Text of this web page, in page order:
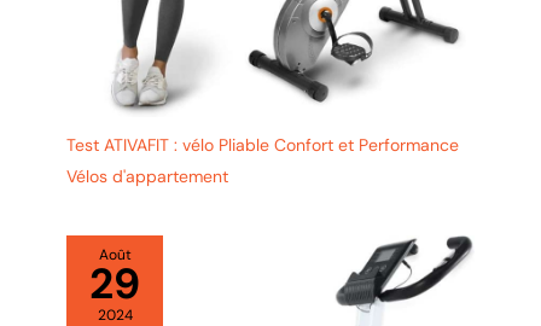
Test ATIVAFIT : vélo Pliable Confort et Performance
Vélos d'appartement
Août
29
2024